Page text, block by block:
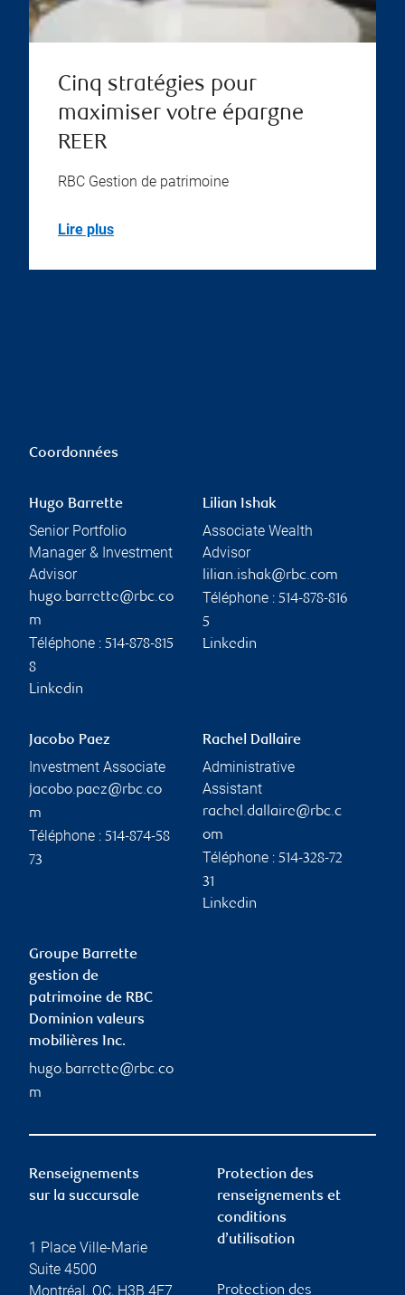
Cinq stratégies pour
maximiser votre épargne
REER
RBC Gestion de patrimoine
Lire plus
Coordonnées
Hugo Barrette
Senior Portfolio
Manager & Investment
Advisor
hugo.barrette@rbc.co
m
Téléphone : 514-878-815
8
Linkedin
Lilian Ishak
Associate Wealth
Advisor
lilian.ishak@rbc.com
Téléphone : 514-878-816
5
Linkedin
Jacobo Paez
Investment Associate
jacobo.paez@rbc.co
m
Téléphone : 514-874-58
73
Rachel Dallaire
Administrative
Assistant
rachel.dallaire@rbc.c
om
Téléphone : 514-328-72
31
Linkedin
Groupe Barrette
gestion de
patrimoine de RBC
Dominion valeurs
mobilières Inc.
hugo.barrette@rbc.co
m
Renseignements
sur la succursale
1 Place Ville-Marie
Suite 4500
Montréal, QC, H3B 4E7
Protection des
renseignements et
conditions
d’utilisation
Protection des